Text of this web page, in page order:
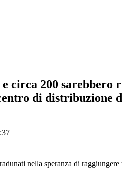
circa 200
di
nella speranza di